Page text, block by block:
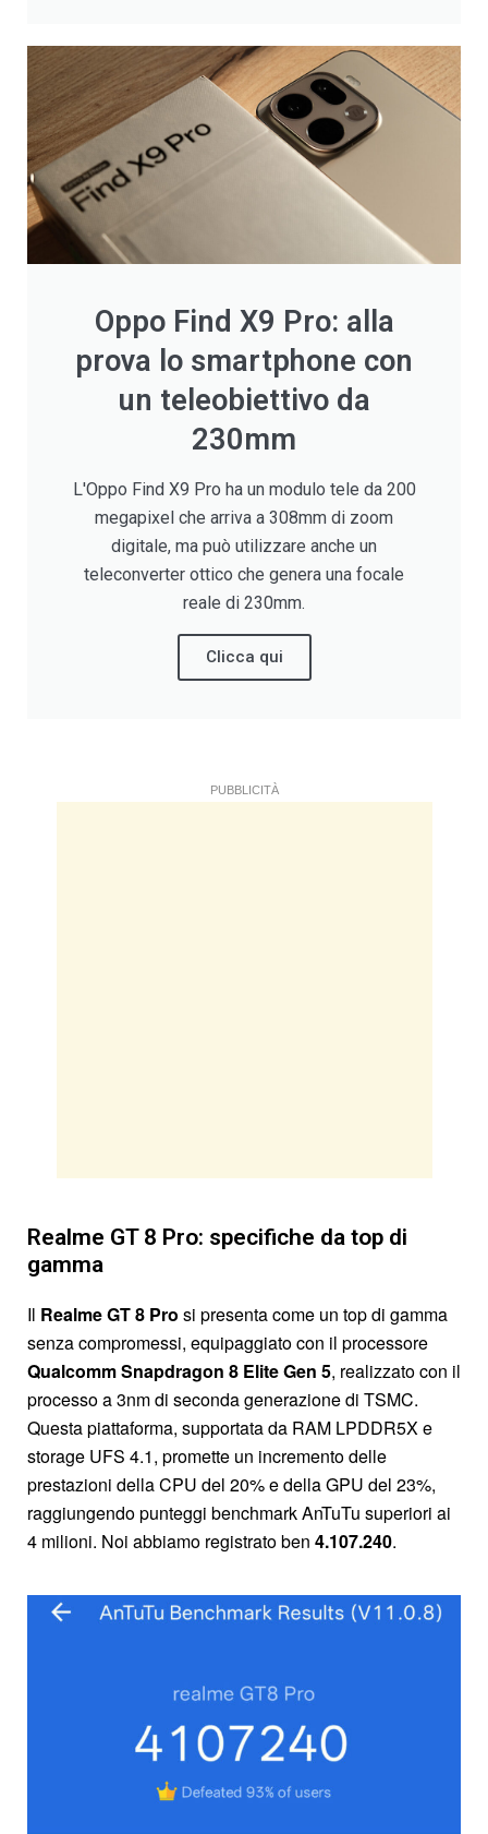
Oppo Find X9 Pro: alla
prova lo smartphone con
un teleobiettivo da
230mm
L'Oppo Find X9 Pro ha un modulo tele da 200
megapixel che arriva a 308mm di zoom
digitale, ma può utilizzare anche un
teleconverter ottico che genera una focale
reale di 230mm.
Clicca qui
PUBBLICITÀ
Realme GT 8 Pro: specifiche da top di
gamma
Il Realme GT 8 Pro si presenta come un top di gamma
senza compromessi, equipaggiato con il processore
Qualcomm Snapdragon 8 Elite Gen 5, realizzato con il
processo a 3nm di seconda generazione di TSMC.
Questa piattaforma, supportata da RAM LPDDR5X e
storage UFS 4.1, promette un incremento delle
prestazioni della CPU del 20% e della GPU del 23%,
raggiungendo punteggi benchmark AnTuTu superiori ai
4 milioni. Noi abbiamo registrato ben 4.107.240.